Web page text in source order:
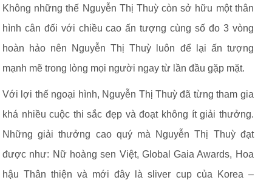
Không những thế Nguyễn Thị Thuỳ còn sở hữu một thân
hình cân đối với chiều cao ấn tượng cùng số đo 3 vòng
hoàn hảo nên Nguyễn Thị Thuỳ luôn để lại ấn tượng
mạnh mẽ trong lòng mọi người ngay từ lần đầu gặp mặt.
Với lợi thế ngoại hình, Nguyễn Thị Thuỳ đã từng tham gia
khá nhiều cuộc thi sắc đẹp và đoạt không ít giải thưởng.
Những giải thưởng cao quý mà Nguyễn Thị Thuỳ đạt
được như: Nữ hoàng sen Việt, Global Gaia Awards, Hoa
hậu Thân thiện và mới đây là sliver cup của Korea –